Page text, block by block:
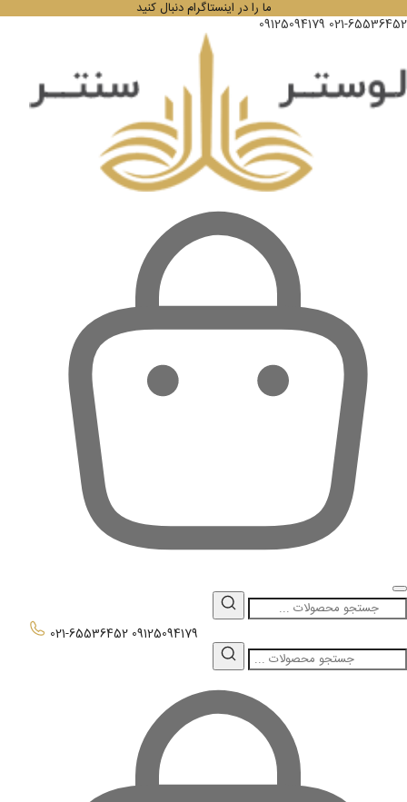
ما را در اینستاگرام دنبال کنید
021-65536452
09125094179
021-65536452 09125094179